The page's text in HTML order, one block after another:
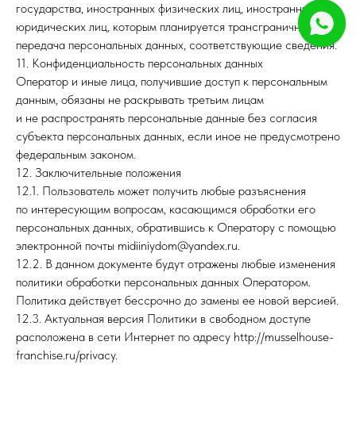
государства, иностранных физических лиц, иностранных
юридических лиц, которым планируется трансграничная
передача персональных данных, соответствующие сведения.
11. Конфиденциальность персональных данных
Оператор и иные лица, получившие доступ к персональным
данным, обязаны не раскрывать третьим лицам
и не распространять персональные данные без согласия
субъекта персональных данных, если иное не предусмотрено
федеральным законом.
12. Заключительные положения
12.1. Пользователь может получить любые разъяснения
по интересующим вопросам, касающимся обработки его
персональных данных, обратившись к Оператору с помощью
электронной почты midiiniydom@yandex.ru.
12.2. В данном документе будут отражены любые изменения
политики обработки персональных данных Оператором.
Политика действует бессрочно до замены ее новой версией.
12.3. Актуальная версия Политики в свободном доступе
расположена в сети Интернет по адресу http://musselhouse-
franchise.ru/privacy.